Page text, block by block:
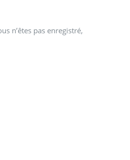
n’êtes pas enregistré,